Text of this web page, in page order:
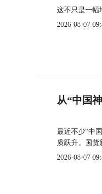
这不只是一幅
2026-08-07
从“中国
最近不少“中
质跃升。国货
2026-08-07